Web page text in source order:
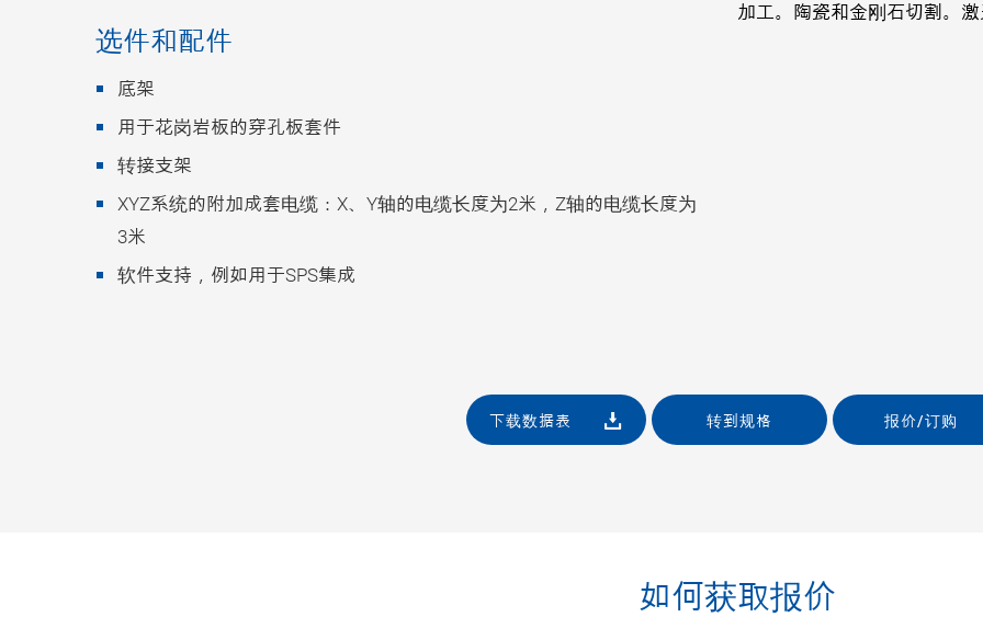
选件和配件
底架
用于花岗岩板的穿孔板套件
转接支架
XYZ系统的附加成套电缆：X、Y轴的电缆长度为2米，Z轴的电缆长度为
3米
软件支持，例如用于SPS集成
加工。陶瓷和金刚石切割。
下载数据表 转到规格 报价/订购
如何获取报价